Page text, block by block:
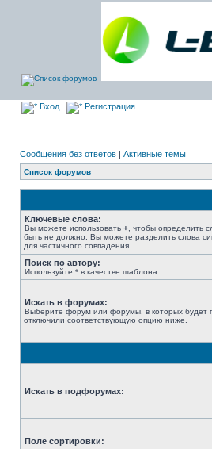
Вход Регистрация
Сообщения без ответов | Активные темы
Список форумов
Ключевые слова:
Вы можете использовать + , чтобы определить
быть не должно. Вы можете разделить слова
для частичного совпадения.
Поиск по автору:
Используйте * в качестве шаблона.
Искать в форумах:
Выберите форум или форумы, в которых будет
отключили соответствующую опцию ниже.
Искать в подфорумах:
Поле сортировки: